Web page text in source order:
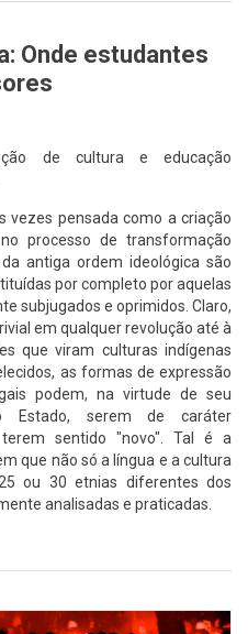
Onde estudantes
de cultura e educação
vezes pensada como a criação
processo de transformação
antiga ordem ideológica são
por completo por aquelas
subjugados e oprimidos. Claro,
em qualquer revolução até à
que viram culturas indígenas
as formas de expressão
podem, na virtude de seu
Estado, serem de caráter
sentido "novo". Tal é a
que não só a língua e a cultura
ou 30 etnias diferentes dos
analisadas e praticadas.